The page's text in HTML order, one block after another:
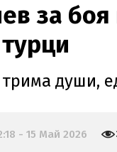
за боя
души,
- 15 Май 2026